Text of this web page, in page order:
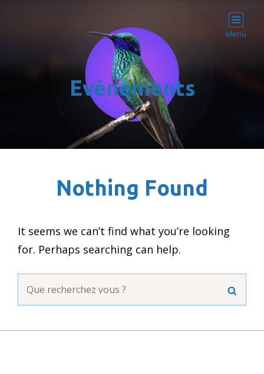
GREENOVATION
La Nature, Source D'Innovation ! Menu
Evènements
Nothing Found
It seems we can’t find what you’re looking
for. Perhaps searching can help.
for: